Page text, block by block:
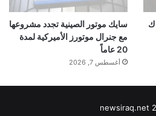
سايك موتور الصينية تجدد مشروعها
مع جنرال موتورز الأميركية لمدة
20 عاماً
أغسطس 7, 2026
newsiraq.net